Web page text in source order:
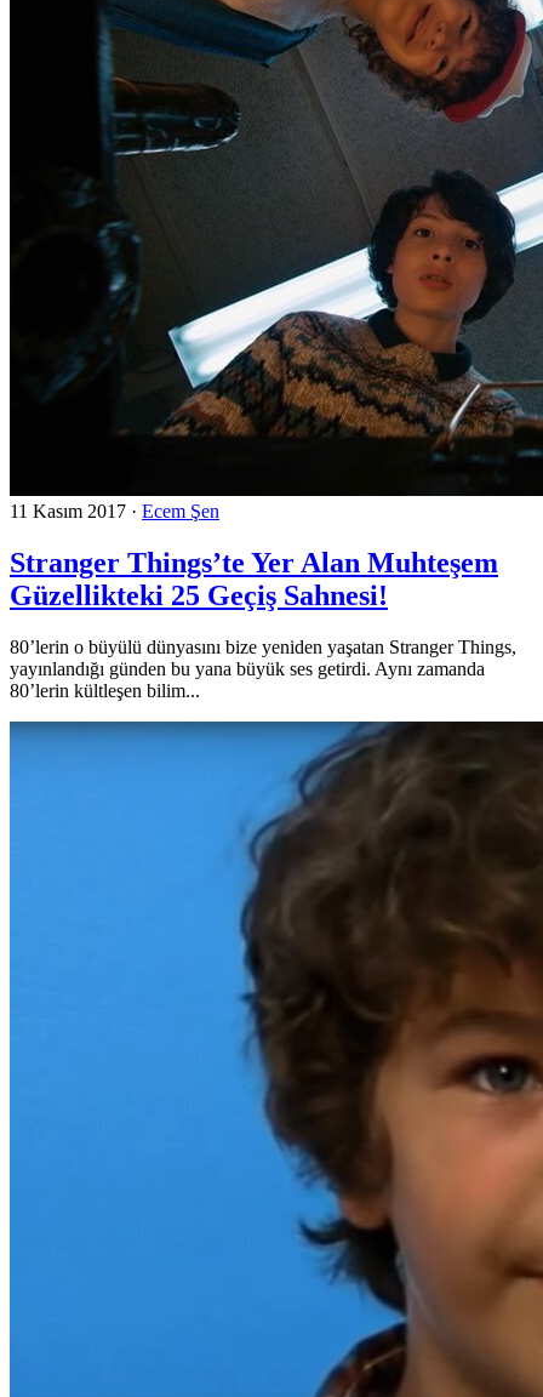
11 Kasım 2017 · Ecem Şen
Stranger Things’te Yer Alan Muhteşem
Güzellikteki 25 Geçiş Sahnesi!
80’lerin o büyülü dünyasını bize yeniden yaşatan Stranger Things,
yayınlandığı günden bu yana büyük ses getirdi. Aynı zamanda
80’lerin kültleşen bilim...